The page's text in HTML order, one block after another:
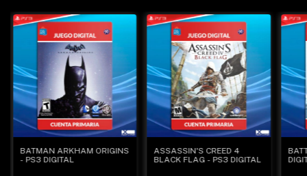
BATMAN ARKHAM ORIGINS
- PS3 DIGITAL
ASSASSIN'S CREED 4
BLACK FLAG - PS3 DIGITAL